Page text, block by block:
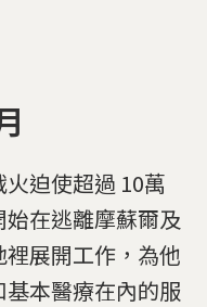
迫使超過 10萬
在逃離摩蘇爾及
展開工作，為他
本醫療在內的服